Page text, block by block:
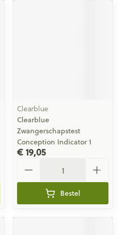
Clearblue
Clearblue
Zwangerschapstest
Conception Indicator 1
€ 19,05
Bestel